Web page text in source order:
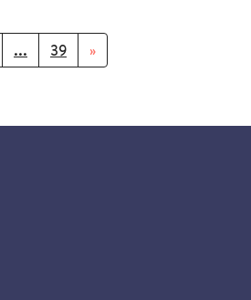
... 39 »